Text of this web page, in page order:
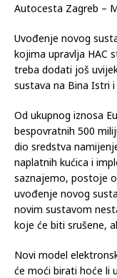
Autocesta Zagreb –
Uvođenje novog
kojima upravlja HAC
treba dodati još
sustava na Bina Istri i
Od ukupnog iznosa
bespovratnih 500
dio sredstva
naplatnih kućica i
saznajemo, postoje
uvođenje novog
novim sustavom
koje će biti srušene,
Novi model
će moći birati hoće li